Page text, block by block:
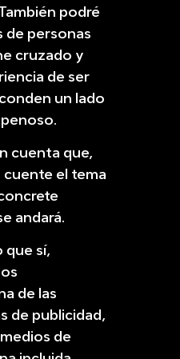
podré
de personas
cruzado y
de ser
un lado
cuenta que,
el tema
andará.
que sí,
de las
de publicidad,
de